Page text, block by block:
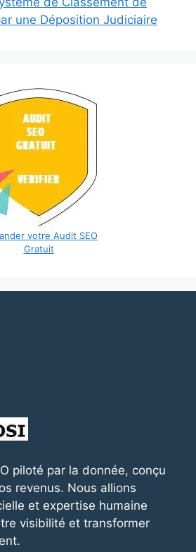
une Déposition Judiciaire
votre Audit SEO
Gratuit
piloté par la donnée, conçu
revenus. Nous allions
et expertise humaine
visibilité et transformer